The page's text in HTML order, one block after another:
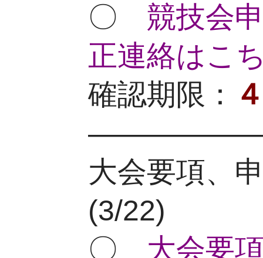
〇 競技会
正連絡はこ
確認期限：
大会要項、
(3/22)
〇 大会要